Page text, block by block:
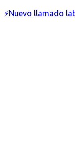
⚡Nuevo llamado